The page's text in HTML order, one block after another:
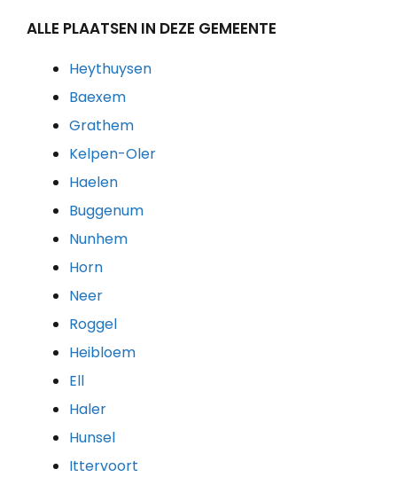
ALLE PLAATSEN IN DEZE GEMEENTE
Heythuysen
Baexem
Grathem
Kelpen-Oler
Haelen
Buggenum
Nunhem
Horn
Neer
Roggel
Heibloem
Ell
Haler
Hunsel
Ittervoort